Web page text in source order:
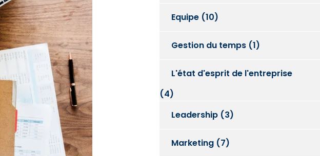
Equipe(10)
Gestion du temps(1)
L'état d'esprit de l'entreprise
(4)
Leadership(3)
Marketing(7)